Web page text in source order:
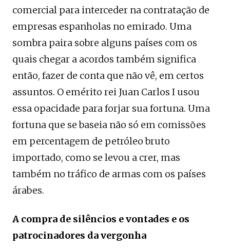
comercial para interceder na contratação de
empresas espanholas no emirado. Uma
sombra paira sobre alguns países com os
quais chegar a acordos também significa
então, fazer de conta que não vê, em certos
assuntos. O emérito rei Juan Carlos I usou
essa opacidade para forjar sua fortuna. Uma
fortuna que se baseia não só em comissões
em percentagem de petróleo bruto
importado, como se levou a crer, mas
também no tráfico de armas com os países
árabes.
A compra de silêncios e vontades e os
patrocinadores da vergonha